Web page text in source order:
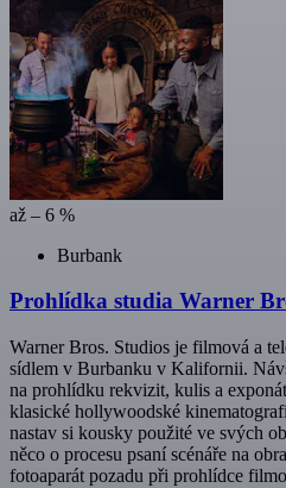
až – 6 %
Burbank
Prohlídka studia Warner
Warner Bros. Studios je filmová a
sídlem v Burbanku v Kalifornii.
na prohlídku rekvizit, kulis a
klasické hollywoodské
nastav si kousky použité ve svých
něco o procesu psaní scénáře na
fotoaparát pozadu při prohlídce